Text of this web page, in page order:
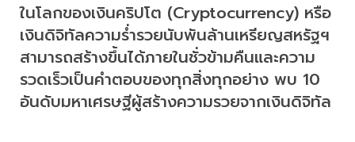
ในโลกของเงินคริปโต (Cryptocurrency) หรือ
เงินดิจิทัลความร่ำรวยนับพันล้านเหรียญสหรัฐฯ
สามารถสร้างขึ้นได้ภายในชั่วข้ามคืนและความ
รวดเร็วเป็นคำตอบของทุกสิ่งทุกอย่าง พบ 10
อันดับมหาเศรษฐีผู้สร้างความรวยจากเงินดิจิทัล